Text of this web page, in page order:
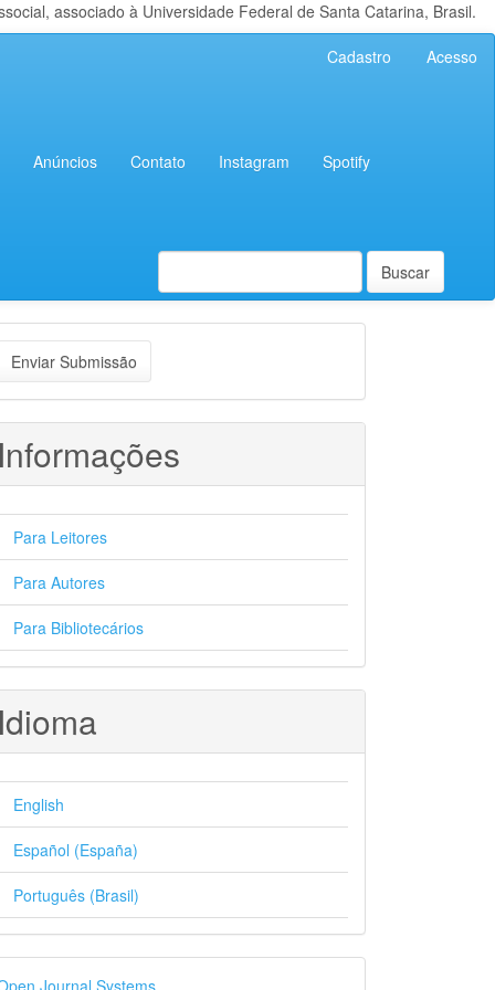
associado à Universidade Federal de Santa Catarina, Brasil.
Cadastro Acesso
Anúncios Contato Instagram Spotify
Buscar
Enviar Submissão
Para Leitores
Para Autores
Para Bibliotecários
English
Español (España)
Português (Brasil)
Journal Systems